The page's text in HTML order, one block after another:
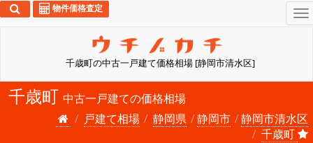
千歳町の中古一戸建て価格相場 [静岡市清水区]
物件価格査定
千歳町 中古一戸建ての価格相場
戸建て相場
静岡県 静岡市
静岡市清水区
千歳町